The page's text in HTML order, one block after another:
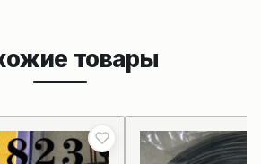
товары